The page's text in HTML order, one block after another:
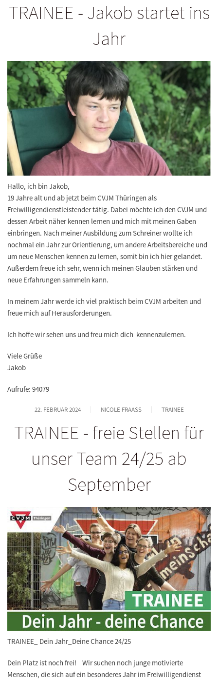
TRAINEE - Jakob startet ins
Jahr
Hallo, ich bin Jakob,
19 Jahre alt und ab jetzt beimCVJM Thüringen als
Freiwilligendienstleistender tätig. Dabei möchte ich den CVJM und
dessen Arbeit näher kennen lernen und mich mit meinen Gaben
einbringen. Nach meiner Ausbildung zum Schreiner wollte ich
nochmal ein Jahr zur Orientierung, um andere Arbeitsbereiche und
um neue Menschen kennen zu lernen, somit bin ich hier gelandet.
Außerdem freue ich sehr, wenn ich meinen Glauben stärken und
neue Erfahrungen sammeln kann.
In meinem Jahr werde ich viel praktisch beim CVJM arbeiten und
freue mich auf Herausforderungen.
Ich hoffe wir sehen uns und freu mich dich kennenzulernen.
Viele Grüße
Jakob
Aufrufe: 94079
22. FEBRUAR 2024 NICOLE FRAASS TRAINEE
TRAINEE - freie Stellen für
unser Team 24/25 ab
September
TRAINEE_ Dein Jahr_Deine Chance 24/25
Dein Platz ist noch frei! Wir suchen noch junge motivierte
Menschen, die sich auf ein besonderes Jahr im Freiwilligendienst